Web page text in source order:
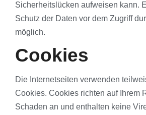
Sicherheitslücken aufweisen kann.
Schutz der Daten vor dem Zugriff
möglich.
Cookies
Die Internetseiten verwenden
Cookies. Cookies richten auf Ihrem
Schaden an und enthalten keine